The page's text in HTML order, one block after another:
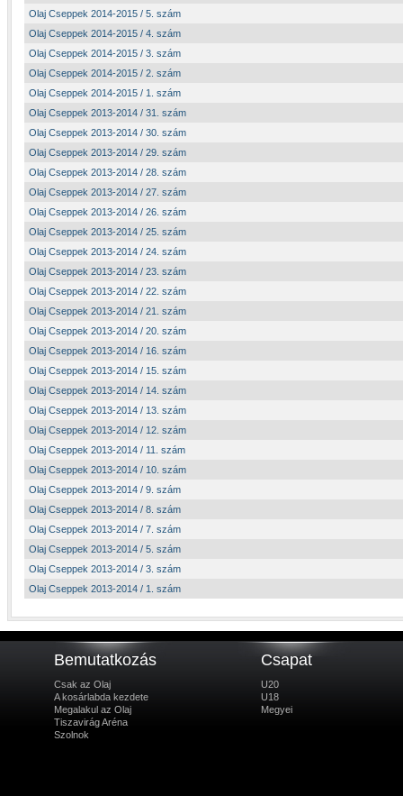
Olaj Cseppek 2014-2015 / 5. szám
Olaj Cseppek 2014-2015 / 4. szám
Olaj Cseppek 2014-2015 / 3. szám
Olaj Cseppek 2014-2015 / 2. szám
Olaj Cseppek 2014-2015 / 1. szám
Olaj Cseppek 2013-2014 / 31. szám
Olaj Cseppek 2013-2014 / 30. szám
Olaj Cseppek 2013-2014 / 29. szám
Olaj Cseppek 2013-2014 / 28. szám
Olaj Cseppek 2013-2014 / 27. szám
Olaj Cseppek 2013-2014 / 26. szám
Olaj Cseppek 2013-2014 / 25. szám
Olaj Cseppek 2013-2014 / 24. szám
Olaj Cseppek 2013-2014 / 23. szám
Olaj Cseppek 2013-2014 / 22. szám
Olaj Cseppek 2013-2014 / 21. szám
Olaj Cseppek 2013-2014 / 20. szám
Olaj Cseppek 2013-2014 / 16. szám
Olaj Cseppek 2013-2014 / 15. szám
Olaj Cseppek 2013-2014 / 14. szám
Olaj Cseppek 2013-2014 / 13. szám
Olaj Cseppek 2013-2014 / 12. szám
Olaj Cseppek 2013-2014 / 11. szám
Olaj Cseppek 2013-2014 / 10. szám
Olaj Cseppek 2013-2014 / 9. szám
Olaj Cseppek 2013-2014 / 8. szám
Olaj Cseppek 2013-2014 / 7. szám
Olaj Cseppek 2013-2014 / 5. szám
Olaj Cseppek 2013-2014 / 3. szám
Olaj Cseppek 2013-2014 / 1. szám
Bemutatkozás
Csak az Olaj
A kosárlabda kezdete
Megalakul az Olaj
Tiszavirág Aréna
Szolnok
Csapat
U20
U18
Megyei